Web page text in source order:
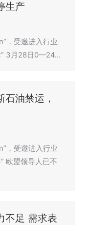
生产
，受邀进入行业
” 3月28日0—24…
油禁运，
，受邀进入行业
欧盟领导人已不
不足 需求表